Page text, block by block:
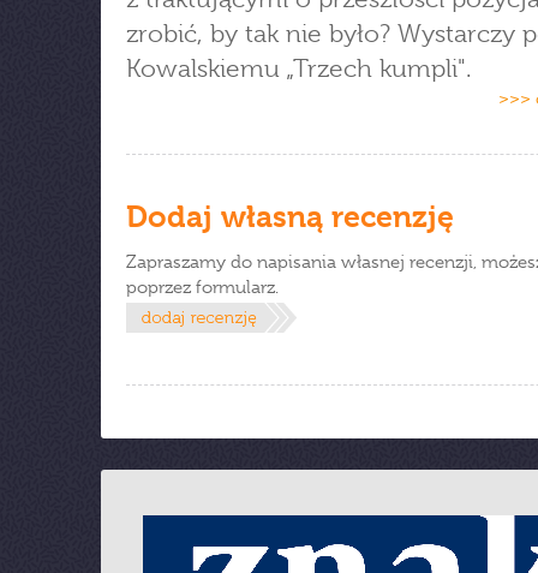
zrobić, by tak nie było? Wystarczy
Kowalskiemu „Trzech kumpli".
>>>
Dodaj własną recenzję
Zapraszamy do napisania własnej recenzji,
poprzez formularz.